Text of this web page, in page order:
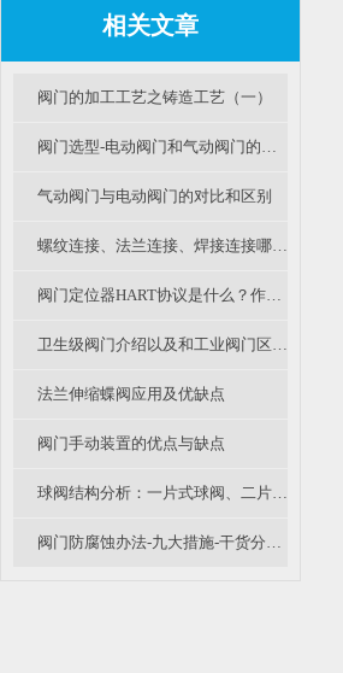
相关文章
阀门的加工工艺之铸造工艺（一）
阀门选型-电动阀门和气动阀门的优缺点比较
气动阀门与电动阀门的对比和区别
螺纹连接、法兰连接、焊接连接哪种阀门连接形式是你的菜？
阀门定位器HART协议是什么？作用是什么？
卫生级阀门介绍以及和工业阀门区别不同
法兰伸缩蝶阀应用及优缺点
阀门手动装置的优点与缺点
球阀结构分析：一片式球阀、二片式球阀和三片式球阀的区别
阀门防腐蚀办法-九大措施-干货分享（二）